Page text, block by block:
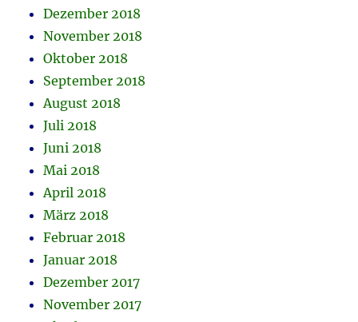
Dezember 2018
November 2018
Oktober 2018
September 2018
August 2018
Juli 2018
Juni 2018
Mai 2018
April 2018
März 2018
Februar 2018
Januar 2018
Dezember 2017
November 2017